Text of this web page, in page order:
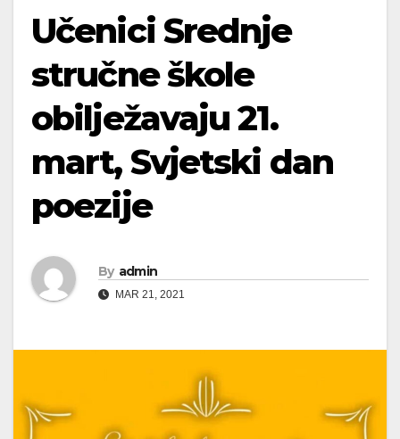
Učenici Srednje
stručne škole
obilježavaju 21.
mart, Svjetski dan
poezije
By admin
MAR 21, 2021